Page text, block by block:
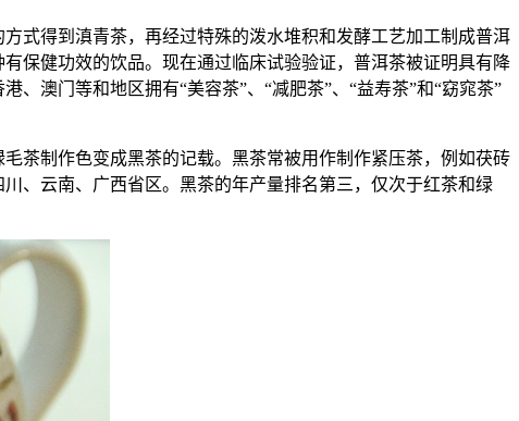
式得到滇青茶，再经过特殊的泼水堆积和发酵工艺加工制成普洱
保健功效的饮品。现在通过临床试验验证，普洱茶被证明具有降
澳门等和地区拥有“美容茶”、“减肥茶”、“益寿茶”和“窈窕茶”
茶制作色变成黑茶的记载。黑茶常被用作制作紧压茶，例如茯砖
、云南、广西省区。黑茶的年产量排名第三，仅次于红茶和绿